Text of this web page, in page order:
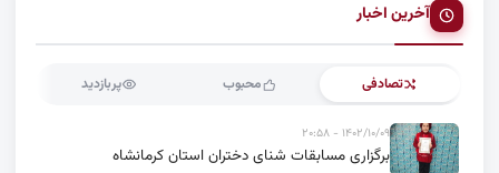
آخرین اخبار
تصادفی محبوب پربازدید
۱۴۰۲/۱۰/۰۹ - ۲۰:۵۸
برگزاری مسابقات شنای دختران استان کرمانشاه